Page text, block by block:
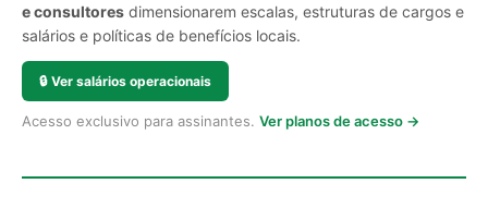
e consultores dimensionarem escalas, estruturas de cargos e
salários e políticas de benefícios locais.
🔒 Ver salários operacionais
Acesso exclusivo para assinantes. Ver planos de acesso →